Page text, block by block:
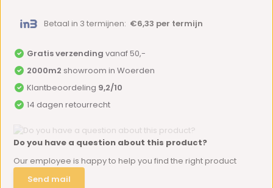
Betaal in 3 termijnen: €6,33 per termijn
Gratis verzending vanaf 50,-
2000m2 showroom in Woerden
Klantbeoordeling 9,2/10
14 dagen retourrecht
Do you have a question about this product?
Our employee is happy to help you find the right product
Send mail